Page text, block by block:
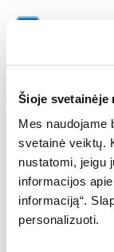
Šioje svetainėje
Mes naudojame
svetainė veiktų.
nustatomi, jeigu
informacijos
informaciją“.
personalizuoti.